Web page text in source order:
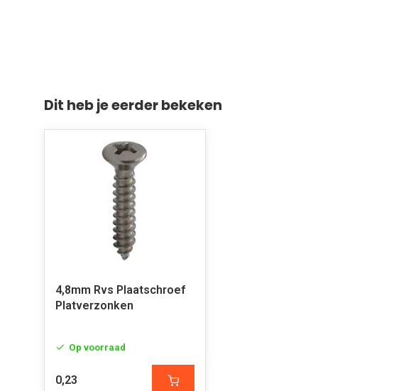
Dit heb je eerder bekeken
4,8mm Rvs Plaatschroef
Platverzonken
Op voorraad
0,23